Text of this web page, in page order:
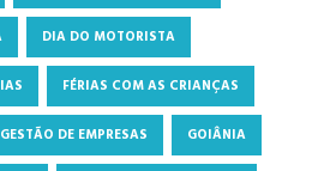
DIA DO MOTORISTA
FÉRIAS COM AS CRIANÇAS
GESTÃO DE EMPRESAS GOIÂNIA